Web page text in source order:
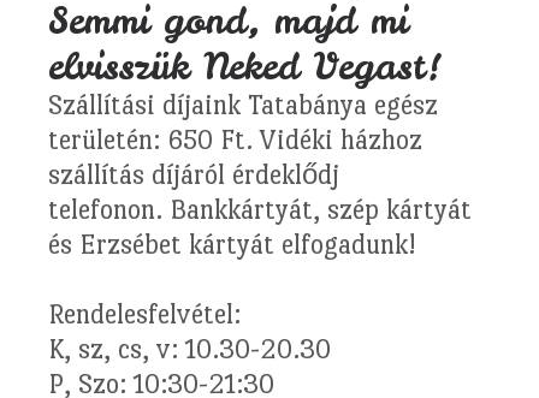
Semmi gond, majd mi
elvisszük Neked Vegast!
Szállítási díjaink Tatabánya egész
területén: 650 Ft. Vidéki házhoz
szállítás díjáról érdeklődj
telefonon. Bankkártyát, szép kártyát
és Erzsébet kártyát elfogadunk!
Rendelesfelvétel:
K, sz, cs, v: 10.30-20.30
P, Szo: 10:30-21:30